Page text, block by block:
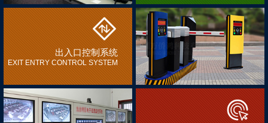
出入口控制系统
EXIT ENTRY CONTROL SYSTEM